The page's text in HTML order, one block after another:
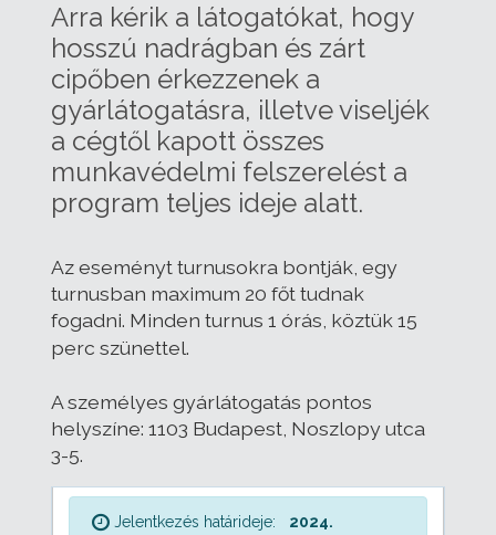
Arra kérik a látogatókat, hogy
hosszú nadrágban és zárt
cipőben érkezzenek a
gyárlátogatásra, illetve viseljék
a cégtől kapott összes
munkavédelmi felszerelést a
program teljes ideje alatt.
Az eseményt turnusokra bontják, egy
turnusban maximum 20 főt tudnak
fogadni. Minden turnus 1 órás, köztük 15
perc szünettel.
A személyes gyárlátogatás pontos
helyszíne: 1103 Budapest, Noszlopy utca
3-5.
Jelentkezés határideje:
2024.